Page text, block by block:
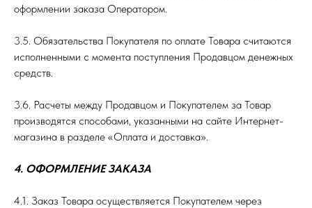
оформлении заказа Оператором.
3.5. Обязательства Покупателя по оплате Товара считаются
исполненными с момента поступления Продавцом денежных
средств.
3.6. Расчеты между Продавцом и Покупателем за Товар
производятся способами, указанными на сайте Интернет-
магазина в разделе «Оплата и доставка».
4. ОФОРМЛЕНИЕ ЗАКАЗА
4.1. Заказ Товара осуществляется Покупателем через